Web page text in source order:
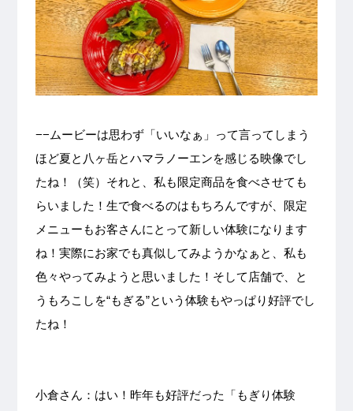
−−ムービーは思わず「いいなぁ」って言ってしまう
ほど夏と八ヶ岳とハマラノーエンを感じる映像でし
たね！（笑）それと、私も限定商品を食べさせても
らいました！生で食べるのはもちろんですが、限定
メニューもお客さんにとって新しい体験になります
ね！実際にお家でも真似してみようかなぁと、私も
色々やってみようと思いました！そして店舗で、と
うもろこしを“もぎる”という体験もやっぱり好評でし
たね！
小倉さん：はい！昨年も好評だった「もぎり体験